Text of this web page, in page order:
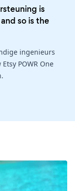
is
so is the
ingenieurs
POWR One